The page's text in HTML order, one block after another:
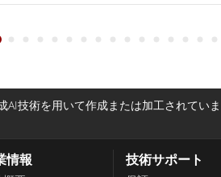
技術を用いて作成または加工されてい
情報 技術サポート